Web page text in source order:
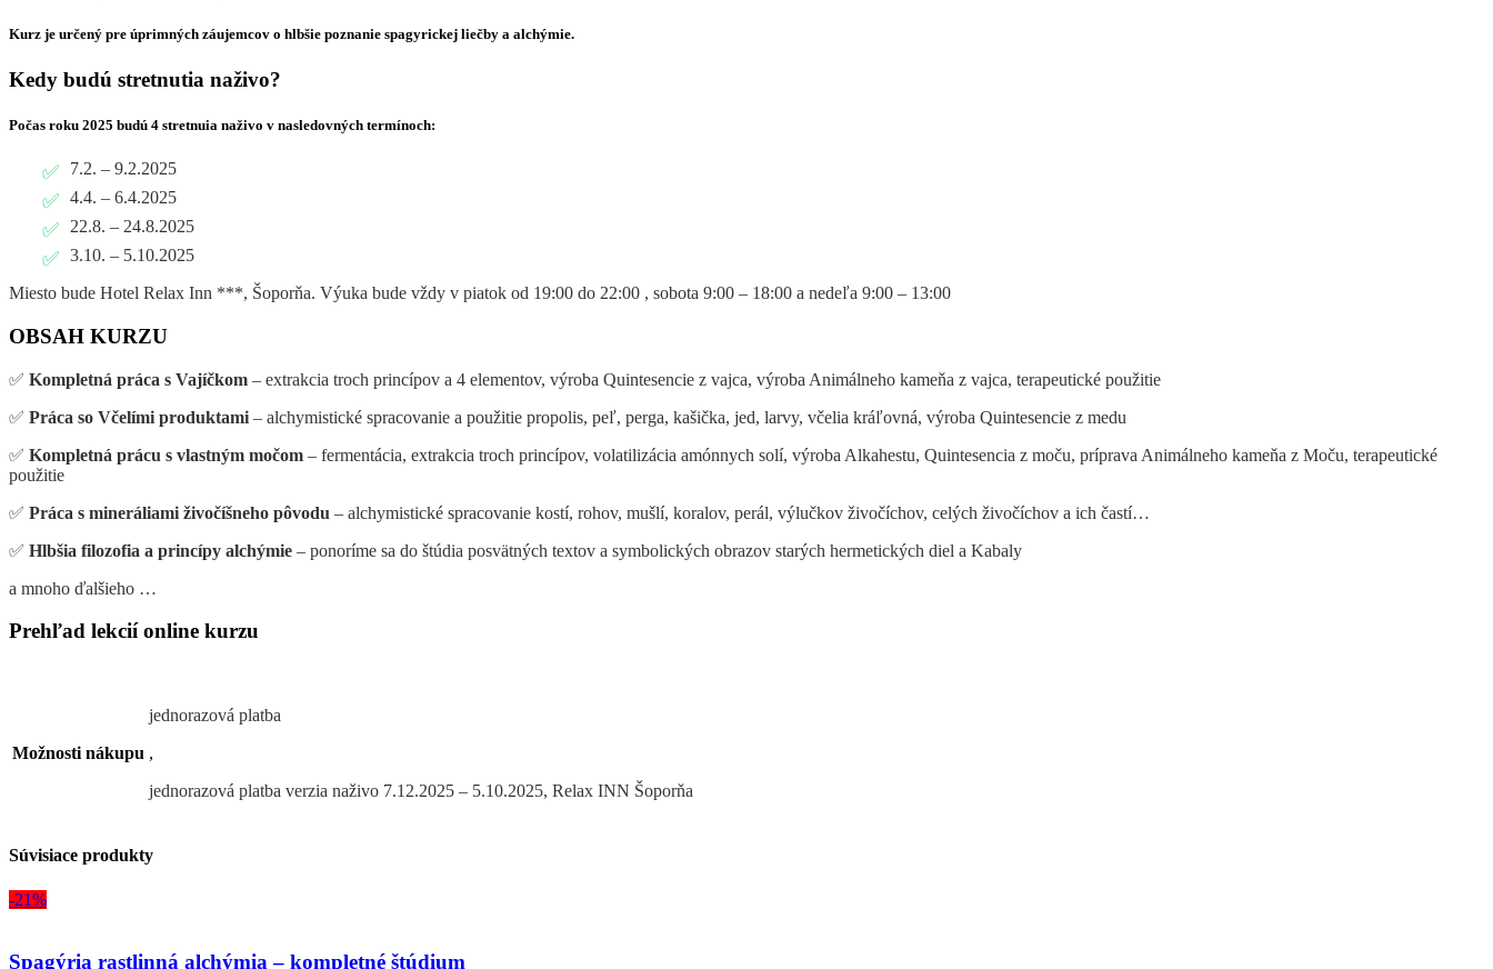
Kurz je určený pre úprimných záujemcov o hlbšie poznanie spagyrickej liečby a alchýmie.
Kedy budú stretnutia naživo?
Počas roku 2025 budú 4 stretnuia naživo v nasledovných termínoch:
7.2. – 9.2.2025
4.4. – 6.4.2025
22.8. – 24.8.2025
3.10. – 5.10.2025
Miesto bude Hotel Relax Inn ***, Šoporňa. Výuka bude vždy v piatok od 19:00 do 22:00 , sobota 9:00 – 18:00 a nedeľa 9:00 – 13:00
OBSAH KURZU
✅ Kompletná práca s Vajíčkom – extrakcia troch princípov a 4 elementov, výroba Quintesencie z vajca, výroba Animálneho kameňa z vajca, terapeutické použitie
✅ Práca so Včelími produktami – alchymistické spracovanie a použitie propolis, peľ, perga, kašička, jed, larvy, včelia kráľovná, výroba Quintesencie z medu
✅ Kompletná prácu s vlastným močom – fermentácia, extrakcia troch princípov, volatilizácia amónnych solí, výroba Alkahestu, Quintesencia z moču, príprava Animálneho kameňa z Moču, terapeutické
použitie
✅ Práca s mineráliami živočíšneho pôvodu – alchymistické spracovanie kostí, rohov, mušlí, koralov, perál, výlučkov živočíchov, celých živočíchov a ich častí…
✅ Hlbšia filozofia a princípy alchýmie – ponoríme sa do štúdia posvätných textov a symbolických obrazov starých hermetických diel a Kabaly
a mnoho ďalšieho …
Prehľad lekcií online kurzu
Možnosti nákupu
jednorazová platba
,
jednorazová platba verzia naživo 7.12.2025 – 5.10.2025, Relax INN Šoporňa
Súvisiace produkty
-21%
Spagýria rastlinná alchýmia – kompletné štúdium